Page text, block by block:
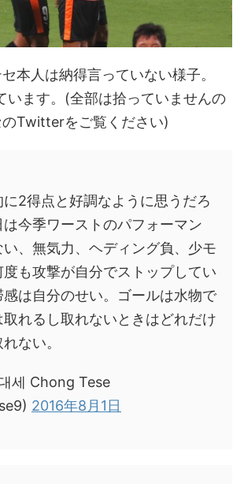
本人は納得言っていない様子。
ます。(全部は拾っていませんの
Twitterをご覧ください)
2得点と好調なように思うだろ
は今季ワーストのパフォーマン
い、無気力、ヘディング負、少モ
度も攻撃が自分でストップしてい
は自分のせい。ゴールは水物で
れるし取れないときはどれだけ
ない。
세 Chong Tese
2016年8月1日